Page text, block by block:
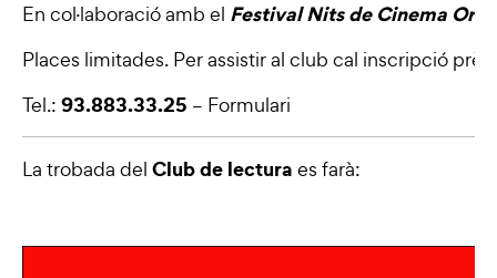
En col·laboració amb el Festival Nits de Cinema
Places limitades. Per assistir al club cal inscripció
Tel.: 93.883.33.25 – Formulari
La trobada del Club de lectura es farà: